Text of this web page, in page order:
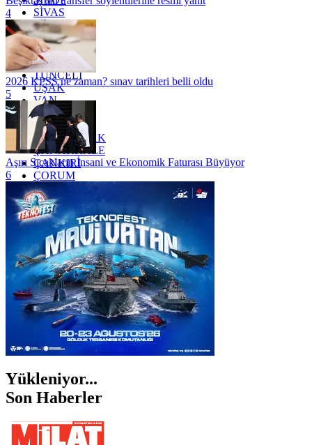
SİVAS
SİİRT
TEKİRDAĞ
TOKAT
TRABZON
TUNCELİ
UŞAK
VAN
YALOVA
YOZGAT
ZONGULDAK
ÇANAKKALE
ÇANKIRI
ÇORUM
İSTANBUL
İZMİR
ŞANLIURFA
ŞIRNAK
4
2026 KPSS ne zaman? sınav tarihleri belli oldu
5
Aşırı Sıcakların İnsani ve Ekonomik Faturası Büyüyor
6
Yükleniyor...
Son Haberler